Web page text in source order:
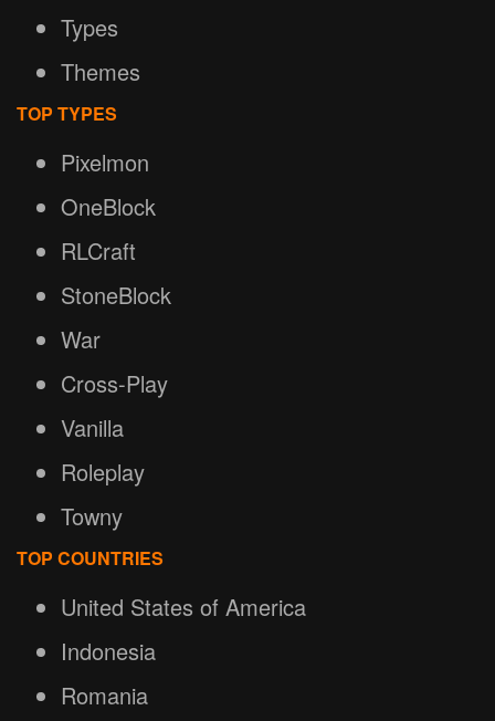
Types
Themes
TOP TYPES
Pixelmon
OneBlock
RLCraft
StoneBlock
War
Cross-Play
Vanilla
Roleplay
Towny
TOP COUNTRIES
United States of America
Indonesia
Romania